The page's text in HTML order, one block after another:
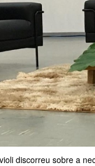
discorreu sobre a